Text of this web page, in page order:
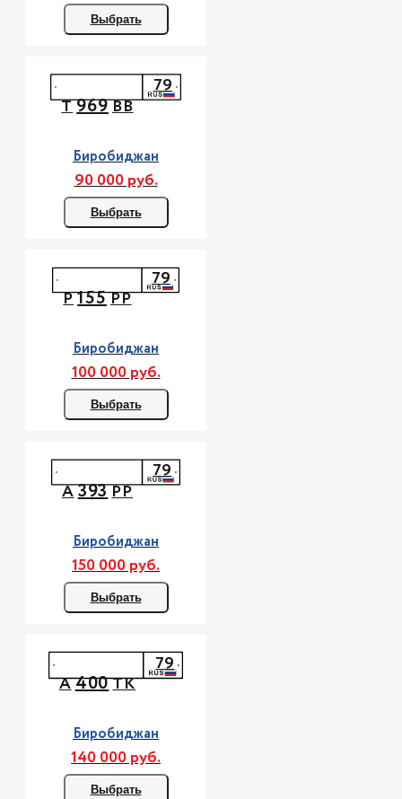
Выбрать
Т969ВВ
79
Биробиджан
90 000 руб.
Выбрать
Р155РР
79
Биробиджан
100 000 руб.
Выбрать
А393РР
79
Биробиджан
150 000 руб.
Выбрать
А400ТК
79
Биробиджан
140 000 руб.
Выбрать